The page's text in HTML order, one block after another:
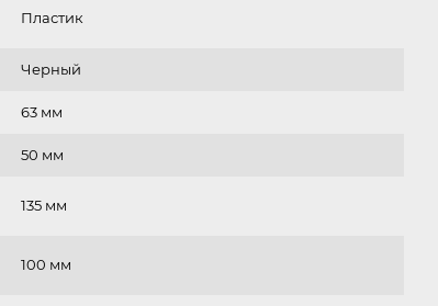
Пластик
Черный
63 мм
50 мм
135 мм
100 мм